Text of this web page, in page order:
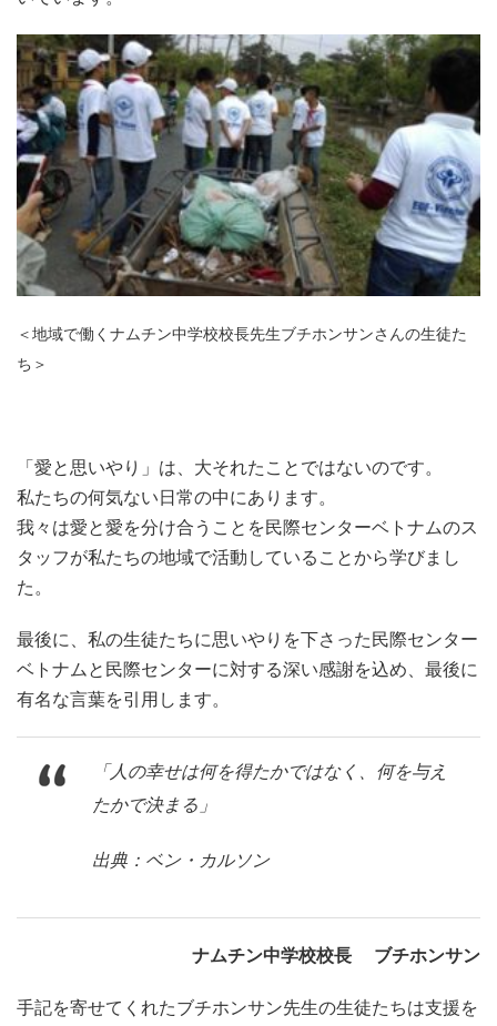
＜地域で働くナムチン中学校校長先生ブチホンサンさんの生徒た
ち＞
「愛と思いやり」は、大それたことではないのです。
私たちの何気ない日常の中にあります。
我々は愛と愛を分け合うことを民際センターベトナムのス
タッフが私たちの地域で活動していることから学びまし
た。
最後に、私の生徒たちに思いやりを下さった民際センター
ベトナムと民際センターに対する深い感謝を込め、最後に
有名な言葉を引用します。
「人の幸せは何を得たかではなく、何を与え
たかで決まる」
出典：ベン・カルソン
ナムチン中学校校長 ブチホンサン
手記を寄せてくれたブチホンサン先生の生徒たちは支援を